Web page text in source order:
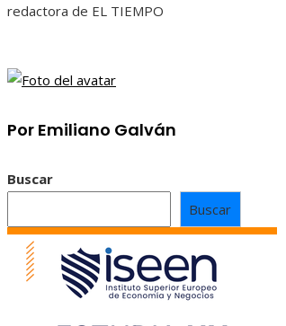
redactora de EL TIEMPO
Por Emiliano Galván
Buscar
Buscar